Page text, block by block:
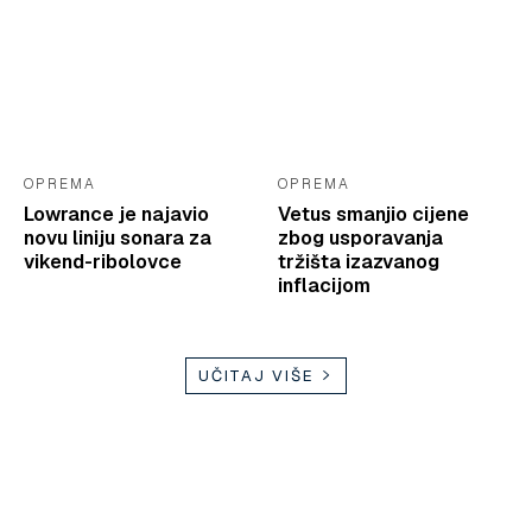
OPREMA
Lowrance je najavio
novu liniju sonara za
vikend-ribolovce
OPREMA
Vetus smanjio cijene
zbog usporavanja
tržišta izazvanog
inflacijom
UČITAJ VIŠE